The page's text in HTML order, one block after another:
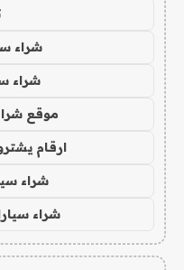
شراء
شراء
موقع
ارقام
شراء
شراء